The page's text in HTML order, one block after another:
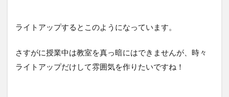
ライトアップするとこのようになっています。
さすがに授業中は教室を真っ暗にはできませんが、時々
ライトアップだけして雰囲気を作りたいですね！